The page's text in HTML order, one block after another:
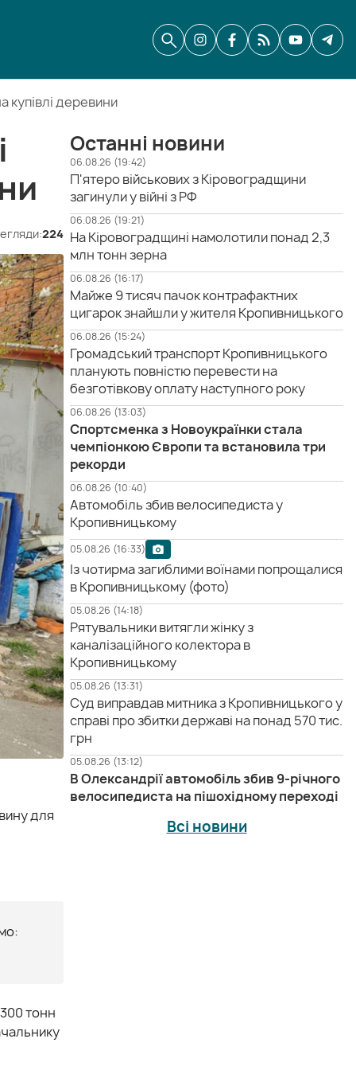
купівлі деревини
224
для
тонн
Останні новини
06.08.26 (19:42)
П'ятеро військових з Кіровоградщини
загинули у війні з РФ
06.08.26 (19:21)
На Кіровоградщині намолотили понад 2,3
млн тонн зерна
06.08.26 (16:17)
Майже 9 тисяч пачок контрафактних
цигарок знайшли у жителя Кропивницького
06.08.26 (15:24)
Громадський транспорт Кропивницького
планують повністю перевести на
безготівкову оплату наступного року
06.08.26 (13:03)
Спортсменка з Новоукраїнки стала
чемпіонкою Європи та встановила три
рекорди
06.08.26 (10:40)
Автомобіль збив велосипедиста у
Кропивницькому
05.08.26 (16:33)
Із чотирма загиблими воїнами попрощалися
в Кропивницькому (фото)
05.08.26 (14:18)
Рятувальники витягли жінку з
каналізаційного колектора в
Кропивницькому
05.08.26 (13:31)
Суд виправдав митника з Кропивницького у
справі про збитки державі на понад 570 тис.
грн
05.08.26 (13:12)
В Олександрії автомобіль збив 9-річного
велосипедиста на пішохідному переході
Всі новини